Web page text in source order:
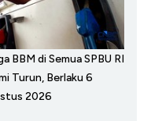
BBM di Semua SPBU RI
Turun, Berlaku 6
2026